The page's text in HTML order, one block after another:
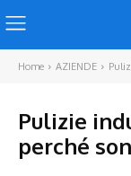
Home AZIENDE
Pulizie
perché